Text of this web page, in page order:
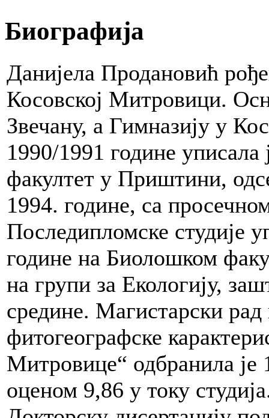
Биографија
Данијела Продановић
Косовској Митровици.
Звечану, а Гимназију у
1990/1991 године
факултет у Приштини,
1994. године, са
Последипломске студије
године на Биолошком
на групи за Екологију,
средине. Магистарски
фитогеографске
Митровице“ одбранила је
оценом 9,86 у току